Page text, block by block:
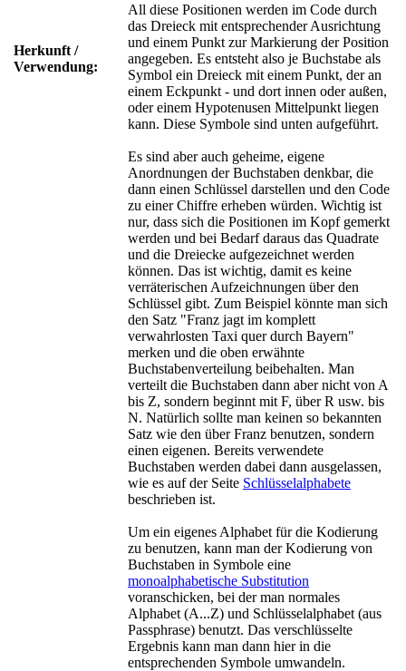
Herkunft /
Verwendung:
All diese Positionen werden im Code durch
das Dreieck mit entsprechender Ausrichtung
und einem Punkt zur Markierung der Position
angegeben. Es entsteht also je Buchstabe als
Symbol ein Dreieck mit einem Punkt, der an
einem Eckpunkt - und dort innen oder außen,
oder einem Hypotenusen Mittelpunkt liegen
kann. Diese Symbole sind unten aufgeführt.
Es sind aber auch geheime, eigene
Anordnungen der Buchstaben denkbar, die
dann einen Schlüssel darstellen und den Code
zu einer Chiffre erheben würden. Wichtig ist
nur, dass sich die Positionen im Kopf gemerkt
werden und bei Bedarf daraus das Quadrate
und die Dreiecke aufgezeichnet werden
können. Das ist wichtig, damit es keine
verräterischen Aufzeichnungen über den
Schlüssel gibt. Zum Beispiel könnte man sich
den Satz "Franz jagt im komplett
verwahrlosten Taxi quer durch Bayern"
merken und die oben erwähnte
Buchstabenverteilung beibehalten. Man
verteilt die Buchstaben dann aber nicht von A
bis Z, sondern beginnt mit F, über R usw. bis
N. Natürlich sollte man keinen so bekannten
Satz wie den über Franz benutzen, sondern
einen eigenen. Bereits verwendete
Buchstaben werden dabei dann ausgelassen,
wie es auf der Seite Schlüsselalphabete
beschrieben ist.
Um ein eigenes Alphabet für die Kodierung
zu benutzen, kann man der Kodierung von
Buchstaben in Symbole eine
monoalphabetische Substitution
voranschicken, bei der man normales
Alphabet (A...Z) und Schlüsselalphabet (aus
Passphrase) benutzt. Das verschlüsselte
Ergebnis kann man dann hier in die
entsprechenden Symbole umwandeln.